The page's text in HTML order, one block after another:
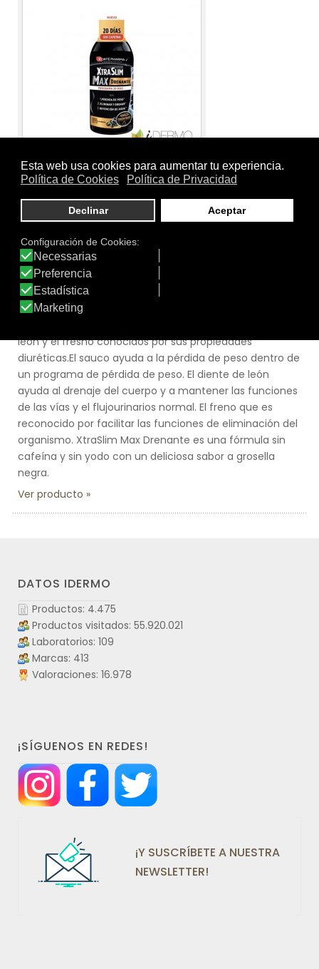
500 ml.
Marca:Forté Pharma
Línea:Control de Peso
XTRASLIM MAX DRENANTE
XtraSlim Max Drenante está formulado con ingredientes
de origen natural conocidos por sus propiedades
león y el fresno conocidos por sus propiedades
diuréticas.El sauco ayuda a la pérdida de peso dentro de
un programa de pérdida de peso. El diente de león
ayuda al drenaje del cuerpo y a mantener las funciones
de las vías y el flujourinarios normal. El freno que es
reconocido por facilitar las funciones de eliminación del
organismo. XtraSlim Max Drenante es una fórmula sin
cafeína y sin yodo con un deliciosa sabor a grosella
negra.
Ver producto
DATOS IDERMO
Productos: 4.475
Productos visitados: 55.920.021
Laboratorios: 109
Marcas: 413
Valoraciones: 16.978
¡SÍGUENOS EN REDES!
¡Y SUSCRÍBETE A NUESTRA
NEWSLETTER!